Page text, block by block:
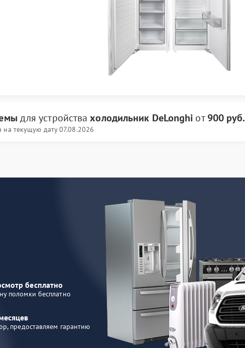
для устройствахолодильник DeLonghi от900 руб.
на текущую дату 07.08.2026
бесплатно
поломки бесплатно
предоставляем гарантию